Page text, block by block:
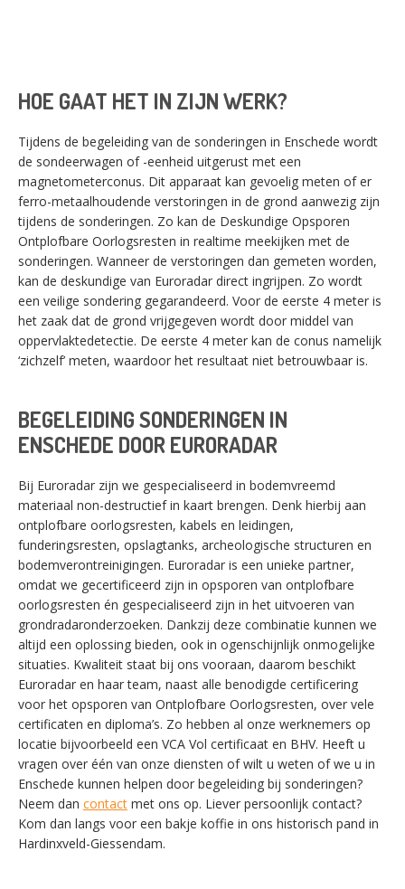
HOE GAAT HET IN ZIJN WERK?
Tijdens de begeleiding van de sonderingen in Enschede wordt
de sondeerwagen of -eenheid uitgerust met een
magnetometerconus. Dit apparaat kan gevoelig meten of er
ferro-metaalhoudende verstoringen in de grond aanwezig zijn
tijdens de sonderingen. Zo kan de Deskundige Opsporen
Ontplofbare Oorlogsresten in realtime meekijken met de
sonderingen. Wanneer de verstoringen dan gemeten worden,
kan de deskundige van Euroradar direct ingrijpen. Zo wordt
een veilige sondering gegarandeerd. Voor de eerste 4 meter is
het zaak dat de grond vrijgegeven wordt door middel van
oppervlaktedetectie. De eerste 4 meter kan de conus namelijk
‘zichzelf’ meten, waardoor het resultaat niet betrouwbaar is.
BEGELEIDING SONDERINGEN IN
ENSCHEDE DOOR EURORADAR
Bij Euroradar zijn we gespecialiseerd in bodemvreemd
materiaal non-destructief in kaart brengen. Denk hierbij aan
ontplofbare oorlogsresten, kabels en leidingen,
funderingsresten, opslagtanks, archeologische structuren en
bodemverontreinigingen. Euroradar is een unieke partner,
omdat we gecertificeerd zijn in opsporen van ontplofbare
oorlogsresten én gespecialiseerd zijn in het uitvoeren van
grondradaronderzoeken. Dankzij deze combinatie kunnen we
altijd een oplossing bieden, ook in ogenschijnlijk onmogelijke
situaties. Kwaliteit staat bij ons vooraan, daarom beschikt
Euroradar en haar team, naast alle benodigde certificering
voor het opsporen van Ontplofbare Oorlogsresten, over vele
certificaten en diploma’s. Zo hebben al onze werknemers op
locatie bijvoorbeeld een VCA Vol certificaat en BHV. Heeft u
vragen over één van onze diensten of wilt u weten of we u in
Enschede kunnen helpen door begeleiding bij sonderingen?
Neem dan contact met ons op. Liever persoonlijk contact?
Kom dan langs voor een bakje koffie in ons historisch pand in
Hardinxveld-Giessendam.SWITCH THE LANGUAGE